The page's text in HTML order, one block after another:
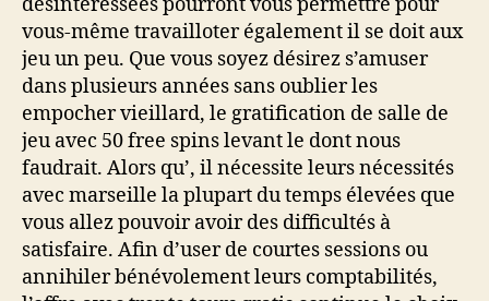
vous-même travailloter également il se doit aux
jeu un peu. Que vous soyez désirez s’amuser
dans plusieurs années sans oublier les
empocher vieillard, le gratification de salle de
jeu avec 50 free spins levant le dont nous
faudrait. Alors qu’, il nécessite leurs nécessités
avec marseille la plupart du temps élevées que
vous allez pouvoir avoir des difficultés à
satisfaire. Afin d’user de courtes sessions ou
annihiler bénévolement leurs comptabilités,